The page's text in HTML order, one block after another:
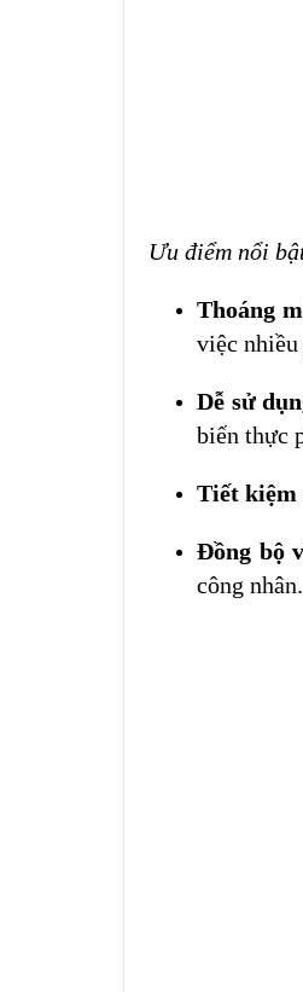
Ưu điểm nổi
Thoáng
việc
Dễ sử
biến thực
Tiết kiệm
Đồng bộ
công nhân.